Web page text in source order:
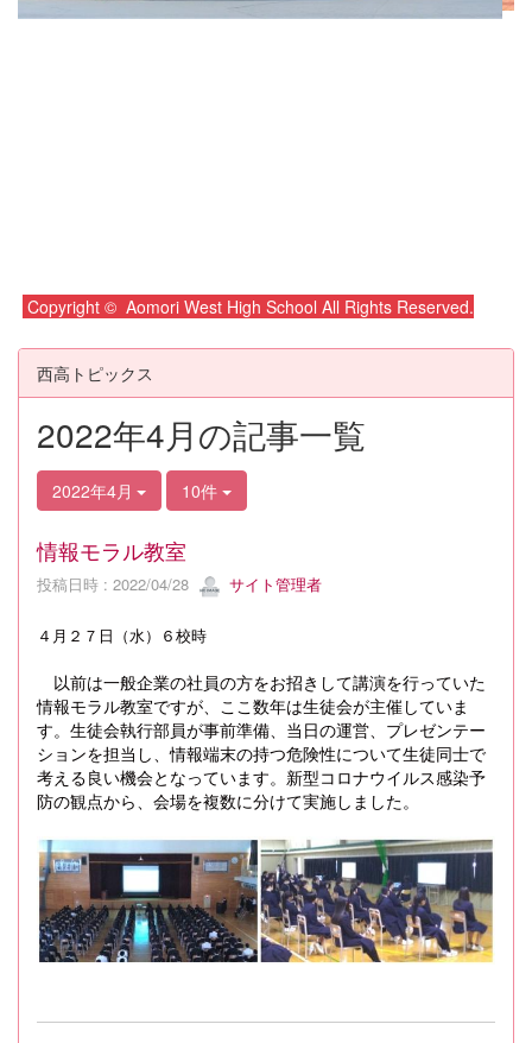
Copyright © Aomori West High School All Rights Reserved.
西高トピックス
2022年4月の記事一覧
2022年4月 10件
情報モラル教室
投稿日時 : 2022/04/28 サイト管理者
４月２７日（水）６校時
以前は一般企業の社員の方をお招きして講演を行っていた
情報モラル教室ですが、ここ数年は生徒会が主催していま
す。生徒会執行部員が事前準備、当日の運営、プレゼンテー
ションを担当し、情報端末の持つ危険性について生徒同士で
考える良い機会となっています。新型コロナウイルス感染予
防の観点から、会場を複数に分けて実施しました。